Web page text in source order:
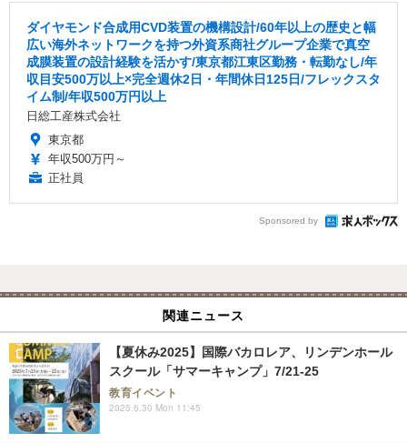
ダイヤモンド合成用CVD装置の機構設計/60年以上の歴史と幅
広い海外ネットワークを持つ外資系商社グループ企業で真空
成膜装置の設計経験を活かす/東京都江東区勤務・転勤なし/年
収目安500万以上×完全週休2日・年間休日125日/フレックスタ
イム制/年収500万円以上
日総工産株式会社
東京都
年収500万円～
正社員
Sponsored by
関連ニュース
【夏休み2025】国際バカロレア、リンデンホール
スクール「サマーキャンプ」7/21-25
教育イベント
2025.6.30 Mon 11:45